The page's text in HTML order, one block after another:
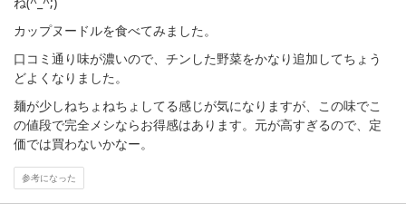
【キャンセルについて】
※お申込み後のキャンセルはお受けできません。
記載されている内容を必ずご確認いただき、お届けする商品セット
にご納得いただきましたうえでお申し込みください。
※パッケージ変更や商品リニューアル(成分など含む)等により、参考
の掲載画像や画像内のバーコードなど、お届け商品と多少異なる場
合がございます。
了により、商品詳細内に記載の原産国・原材料の表記が旧表記の場
合がございます。
カップヌードルを食べてみました。
口コミ通り味が濃いので、チンした野菜をかなり追加してちょう
どよくなりました。
麺が少しねちょねちょしてる感じが気になりますが、この味でこ
の値段で完全メシならお得感はあります。元が高すぎるので、定
価では買わないかなー。
参考になった